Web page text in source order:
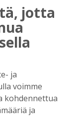
, mutta
suihin.
hymus ja
ja vesi on
on
kyllä
!
jotta
ja
voimme
kohdennettua
ja